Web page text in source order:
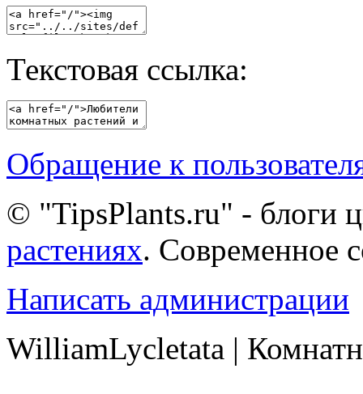
Текстовая ссылка:
Обращение к
© "TipsPlants.ru" - блоги
растениях. Современное
Написать администрации
WilliamLycletata |